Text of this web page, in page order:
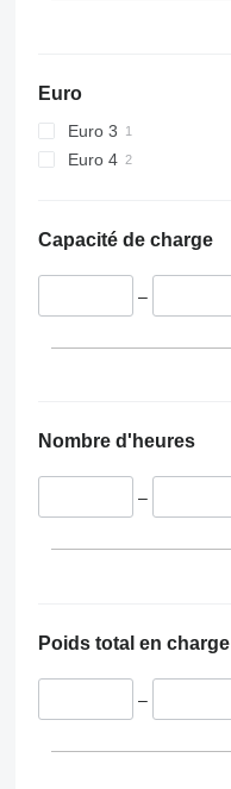
Euro
Euro 3
Euro 4
Capacité de charge
–
Nombre d'heures
–
Poids total en charge
–